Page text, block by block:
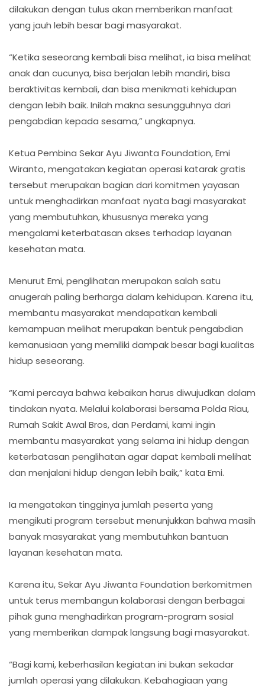
dilakukan dengan tulus akan memberikan manfaat
yang jauh lebih besar bagi masyarakat.
“Ketika seseorang kembali bisa melihat, ia bisa melihat
anak dan cucunya, bisa berjalan lebih mandiri, bisa
beraktivitas kembali, dan bisa menikmati kehidupan
dengan lebih baik. Inilah makna sesungguhnya dari
pengabdian kepada sesama,” ungkapnya.
Ketua Pembina Sekar Ayu Jiwanta Foundation, Emi
Wiranto, mengatakan kegiatan operasi katarak gratis
tersebut merupakan bagian dari komitmen yayasan
untuk menghadirkan manfaat nyata bagi masyarakat
yang membutuhkan, khususnya mereka yang
mengalami keterbatasan akses terhadap layanan
kesehatan mata.
Menurut Emi, penglihatan merupakan salah satu
anugerah paling berharga dalam kehidupan. Karena itu,
membantu masyarakat mendapatkan kembali
kemampuan melihat merupakan bentuk pengabdian
kemanusiaan yang memiliki dampak besar bagi kualitas
hidup seseorang.
“Kami percaya bahwa kebaikan harus diwujudkan dalam
tindakan nyata. Melalui kolaborasi bersama Polda Riau,
Rumah Sakit Awal Bros, dan Perdami, kami ingin
membantu masyarakat yang selama ini hidup dengan
keterbatasan penglihatan agar dapat kembali melihat
dan menjalani hidup dengan lebih baik,” kata Emi.
Ia mengatakan tingginya jumlah peserta yang
mengikuti program tersebut menunjukkan bahwa masih
banyak masyarakat yang membutuhkan bantuan
layanan kesehatan mata.
Karena itu, Sekar Ayu Jiwanta Foundation berkomitmen
untuk terus membangun kolaborasi dengan berbagai
pihak guna menghadirkan program-program sosial
yang memberikan dampak langsung bagi masyarakat.
“Bagi kami, keberhasilan kegiatan ini bukan sekadar
jumlah operasi yang dilakukan. Kebahagiaan yang